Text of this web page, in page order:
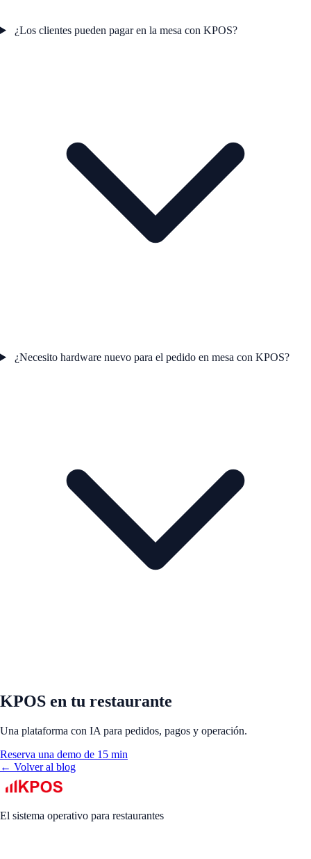
¿Los clientes pueden pagar en la mesa con KPOS?
¿Necesito hardware nuevo para el pedido en mesa con KPOS?
KPOS en tu restaurante
Una plataforma con IA para pedidos, pagos y operación.
Reserva una demo de 15 min
← Volver al blog
El sistema operativo para restaurantes